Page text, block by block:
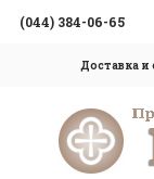
(044) 384-06-65
Доставка и